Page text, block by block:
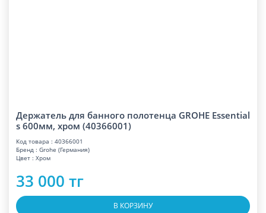
Держатель для банного полотенца GROHE Essential
s 600мм, хром (40366001)
Код товара : 40366001
Бренд : Grohe (Германия)
Цвет : Хром
33 000 тг
В КОРЗИНУ